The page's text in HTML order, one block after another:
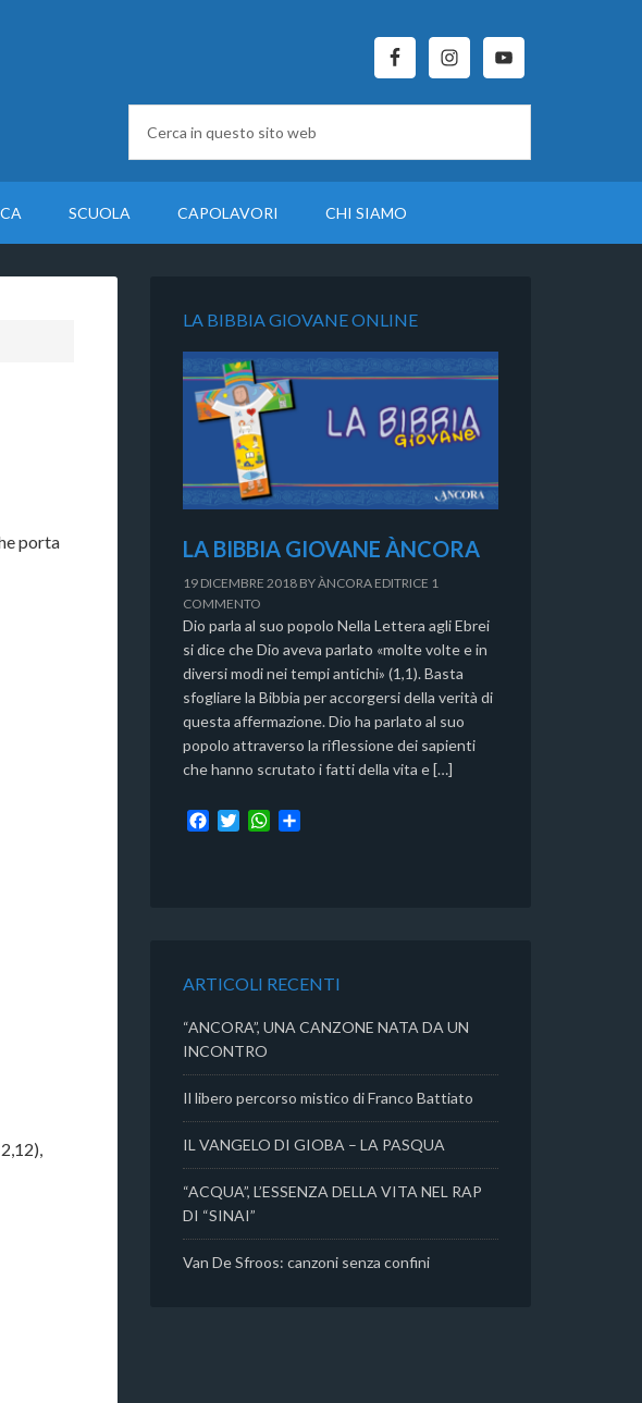
SCUOLA CAPOLAVORI CHI SIAMO
porta
LA BIBBIA GIOVANE ONLINE
LA BIBBIA GIOVANE ÀNCORA
19 DICEMBRE 2018 BYÀNCORA EDITRICE 1
COMMENTO
Dio parla al suo popolo Nella Lettera agli Ebrei
si dice che Dio aveva parlato «molte volte e in
diversi modi nei tempi antichi» (1,1). Basta
sfogliare la Bibbia per accorgersi della verità di
questa affermazione. Dio ha parlato al suo
popolo attraverso la riflessione dei sapienti
che hanno scrutato i fatti della vita e […]
W
i
ARTICOLI RECENTI
“ANCORA”, UNA CANZONE NATA DA UN
INCONTRO
Il libero percorso mistico di Franco Battiato
IL VANGELO DI GIOBA – LA PASQUA
“ACQUA”, L’ESSENZA DELLA VITA NEL RAP
DI “SINAI”
Van De Sfroos: canzoni senza confini